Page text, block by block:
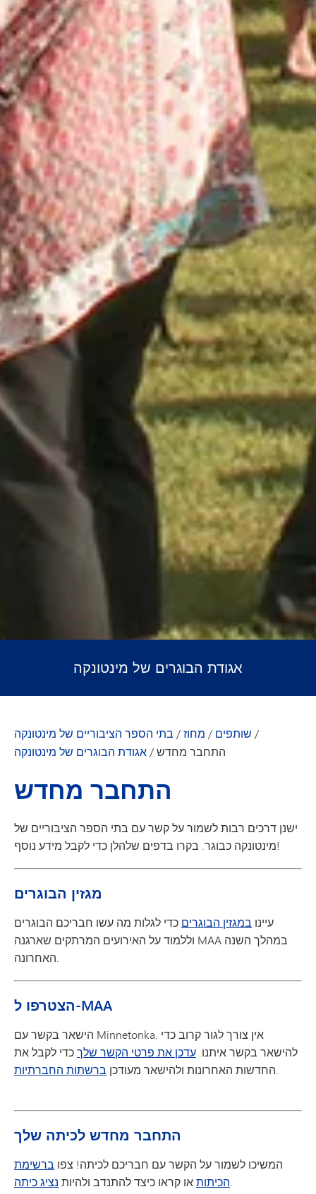
אגודת הבוגרים של מינטונקה
בתי הספר הציבוריים של מינטונקה /מחוז / שותפים /
אגודת הבוגרים של מינטונקה/התחבר מחדש
התחבר מחדש
ישנן דרכים רבות לשמור על קשר עם בתי הספר הציבוריים של
מינטונקה כבוגר. בקרו בדפים שלהלן כדי לקבל מידע נוסף!
מגזין הבוגרים
עיינו במגזין הבוגרים כדי לגלות מה עשו חבריכם הבוגרים
וללמוד על האירועים המרתקים שארגנה MAA במהלך השנה
האחרונה.
הצטרפו ל-MAA
הישאר בקשר עם Minnetonka. אין צורך לגור קרוב כדי
להישאר בקשר איתנו. עדכן את פרטי הקשר שלךכדי לקבל את
החדשות האחרונות ולהישאר מעודכן ברשתות החברתיות .
התחבר מחדש לכיתה שלך
המשיכו לשמור על הקשר עם חבריכם לכיתה! צפו ברשימת
הכיתותאו קראו כיצד להתנדב ולהיות נציג כיתה .